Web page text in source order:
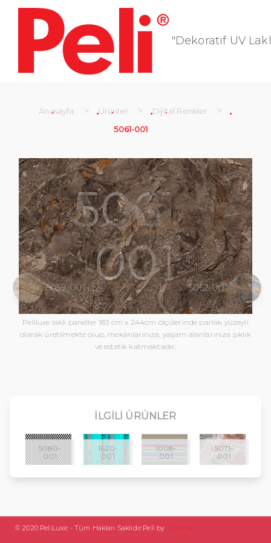
"Dekoratif UV
Anasayfa > Ürünler > Dijital Renkler >
5061-001
5061-
001
Peliluxe laklı paneller 183 cm x 244cm ölçülerinde parlak yüzeyli
olarak üretilmekte olup, mekanlarınıza, yaşam alanlarınıza şıklık
ve estetik katmaktadır.
İLGILI ÜRÜNLER
5080-
001
1620-
001
1008-
001
5071-
001
5059-001 5062-001
© 2020 PeliLuxe - Tüm Hakları Saklıdır.Peli by Turanlar